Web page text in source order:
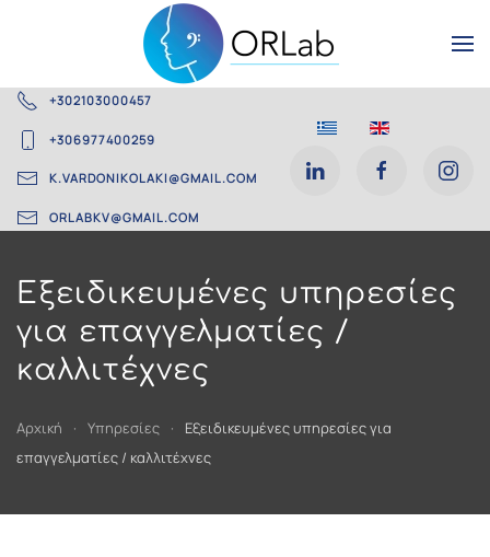
to
content
+302103000457
+306977400259
K.VARDONIKOLAKI@GMAIL.COM
ORLABKV@GMAIL.COM
Εξειδικευμένες υπηρεσίες
για επαγγελματίες /
καλλιτέχνες
Αρχική Υπηρεσίες
Εξειδικευμένες υπηρεσίες για
επαγγελματίες / καλλιτέχνες